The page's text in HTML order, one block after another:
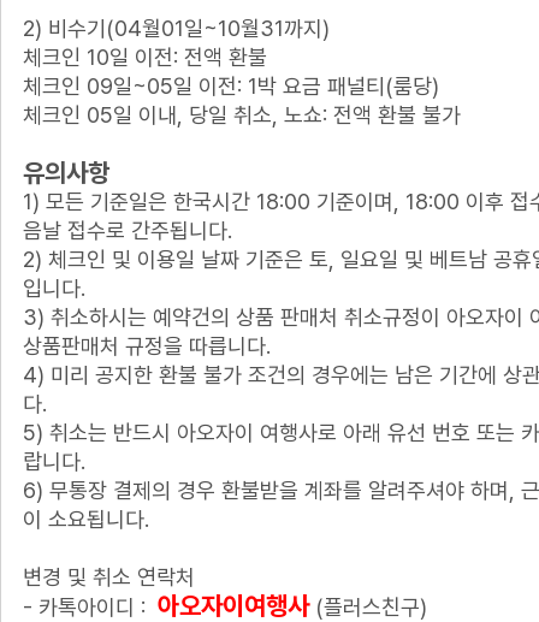
2) 비수기(04월01일~10월31까지)
체크인 10일 이전: 전액 환불
체크인 09일~05일 이전: 1박 요금 패널티(룸당)
체크인 05일 이내, 당일 취소, 노쇼: 전액 환불 불가
유의사항
1) 모든 기준일은 한국시간 18:00 기준이며, 18:00 이후 접
음날 접수로 간주됩니다.
2) 체크인 및 이용일 날짜 기준은 토, 일요일 및 베트남 공
입니다.
3) 취소하시는 예약건의 상품 판매처 취소규정이 아오자이
상품판매처 규정을 따릅니다.
4) 미리 공지한 환불 불가 조건의 경우에는 남은 기간에 상
다.
5) 취소는 반드시 아오자이 여행사로 아래 유선 번호 또는
랍니다.
6) 무통장 결제의 경우 환불받을 계좌를 알려주셔야 하며,
이 소요됩니다.
변경 및 취소 연락처
- 카톡아이디 : 아오자이여행사(플러스친구)